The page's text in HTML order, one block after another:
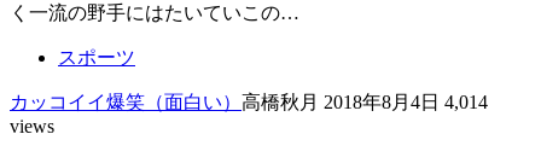
く一流の野手にはたいていこの…
スポーツ
カッコイイ爆笑（面白い） 高橋秋月 2018年8月4日 4,014
views